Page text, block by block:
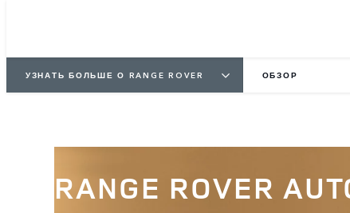
УЗНАТЬ БОЛЬШЕ О RANGE ROVER ОБЗОР
RANGE ROVER